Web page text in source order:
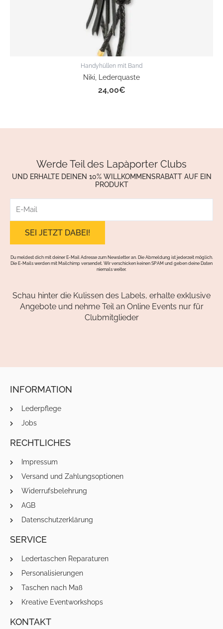
Handyhüllen mit Band
Niki, Lederquaste
24,00€
Werde Teil des Lapàporter Clubs
UND ERHALTE DEINEN 10% WILLKOMMENSRABATT AUF EIN
PRODUKT
Mail
Du meldest dich mit deiner E-Mail Adresse zum Newsletter an. Die Abmeldung ist jederzeit möglich.
Die E-Mails werden mit Mailchimp versendet. Wir verschicken keinen SPAM und geben deine Daten
niemals weiter.
Schau hinter die Kulissen des Labels, erhalte exklusive
Angebote und nehme Teil an Online Events nur für
Clubmitglieder
INFORMATION
Lederpflege
Jobs
RECHTLICHES
Impressum
Versand und Zahlungsoptionen
Widerrufsbelehrung
AGB
Datenschutzerklärung
SERVICE
Ledertaschen Reparaturen
Personalisierungen
Taschen nach Maß
Kreative Eventworkshops
KONTAKT